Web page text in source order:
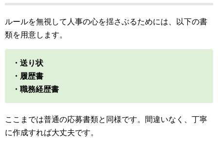
ルールを無視して人事の心を揺さぶるためには、以下の書
類を用意します。
・送り状
・履歴書
・職務経歴書
ここまでは普通の応募書類と同様です。間違いなく、丁寧
に作成すれば大丈夫です。